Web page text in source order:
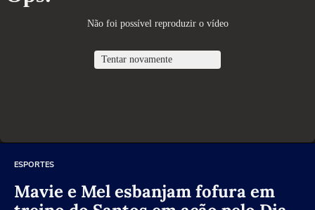
ESPORTES
Mavie e Mel esbanjam fofura em